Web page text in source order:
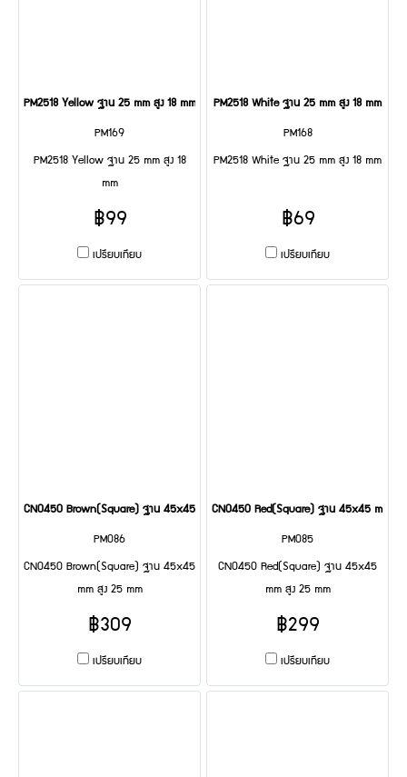
PM2518 Yellow ฐาน 25 mm สูง 18 mm
PM169
PM2518 Yellow ฐาน 25 mm สูง 18
mm
฿99
เปรียบเทียบ
PM2518 White ฐาน 25 mm สูง 18 mm
PM168
PM2518 White ฐาน 25 mm สูง 18 mm
฿69
เปรียบเทียบ
CN0450 Brown(Square) ฐาน 45x45 mm สูง 25 mm
PM086
CN0450 Brown(Square) ฐาน 45x45
mm สูง 25 mm
฿309
เปรียบเทียบ
CN0450 Red(Square) ฐาน 45x45 mm สูง
PM085
CN0450 Red(Square) ฐาน 45x45
mm สูง 25 mm
฿299
เปรียบเทียบ